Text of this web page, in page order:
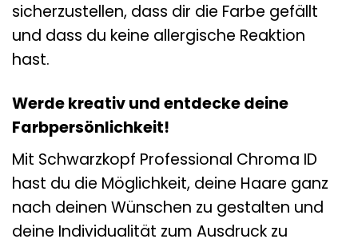
sicherzustellen, dass dir die Farbe gefällt
und dass du keine allergische Reaktion
hast.
Werde kreativ und entdecke deine
Farbpersönlichkeit!
Mit Schwarzkopf Professional Chroma ID
hast du die Möglichkeit, deine Haare ganz
nach deinen Wünschen zu gestalten und
deine Individualität zum Ausdruck zu